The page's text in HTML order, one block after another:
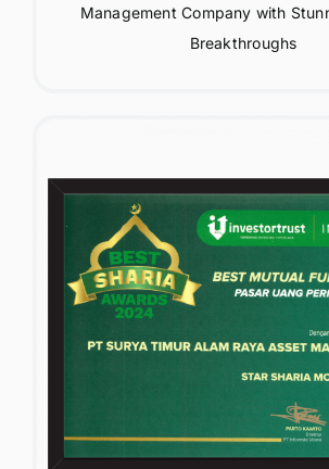
Management Company with
Breakthroughs